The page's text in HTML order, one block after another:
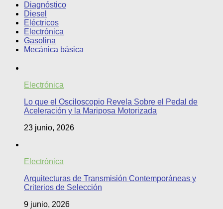
Diagnóstico
Diesel
Eléctricos
Electrónica
Gasolina
Mecánica básica
Electrónica
Lo que el Osciloscopio Revela Sobre el Pedal de
Aceleración y la Mariposa Motorizada
23 junio, 2026
Electrónica
Arquitecturas de Transmisión Contemporáneas y
Criterios de Selección
9 junio, 2026